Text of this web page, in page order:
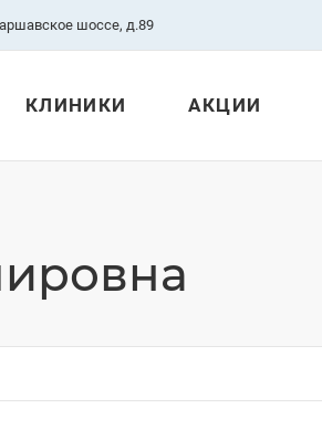
шоссе, д.89
КЛИНИКИ АКЦИИ